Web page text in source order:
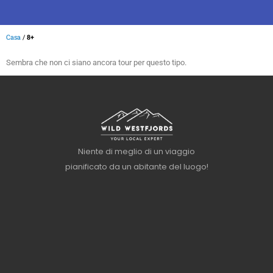
Casa / 8+
Sembra che non ci siano ancora tour per questo tipo.
Niente di meglio di un viaggio
pianificato da un abitante del luogo!